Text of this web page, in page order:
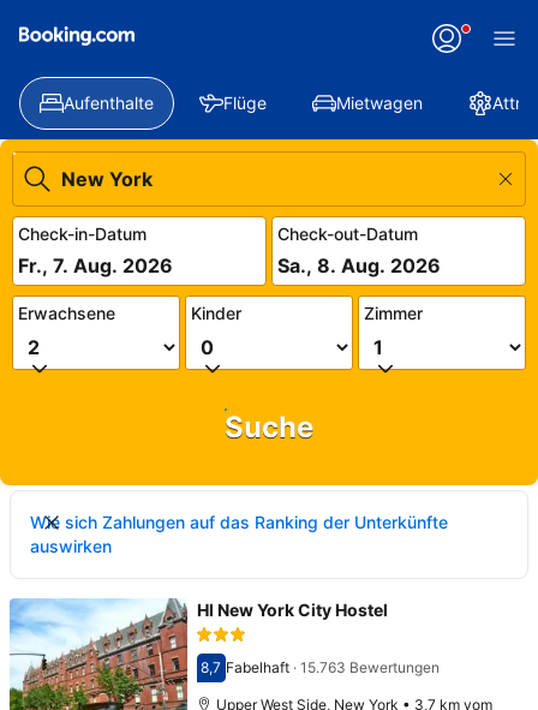
Aufenthalte Flüge Mietwagen
Check-in-Datum
Fr., 7. Aug. 2026
Check-out-Datum
Sa., 8. Aug. 2026
Erwachsene Kinder Zimmer
Suche
Wie sich Zahlungen auf das Ranking der Unterkünfte
auswirken
HI New York City Hostel
Bewertet mit 8,7
8,7 Fabelhaft· 15.763 Bewertungen
Upper West Side, New York • 3,7 km vom